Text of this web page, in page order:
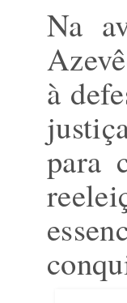
Na
à
para